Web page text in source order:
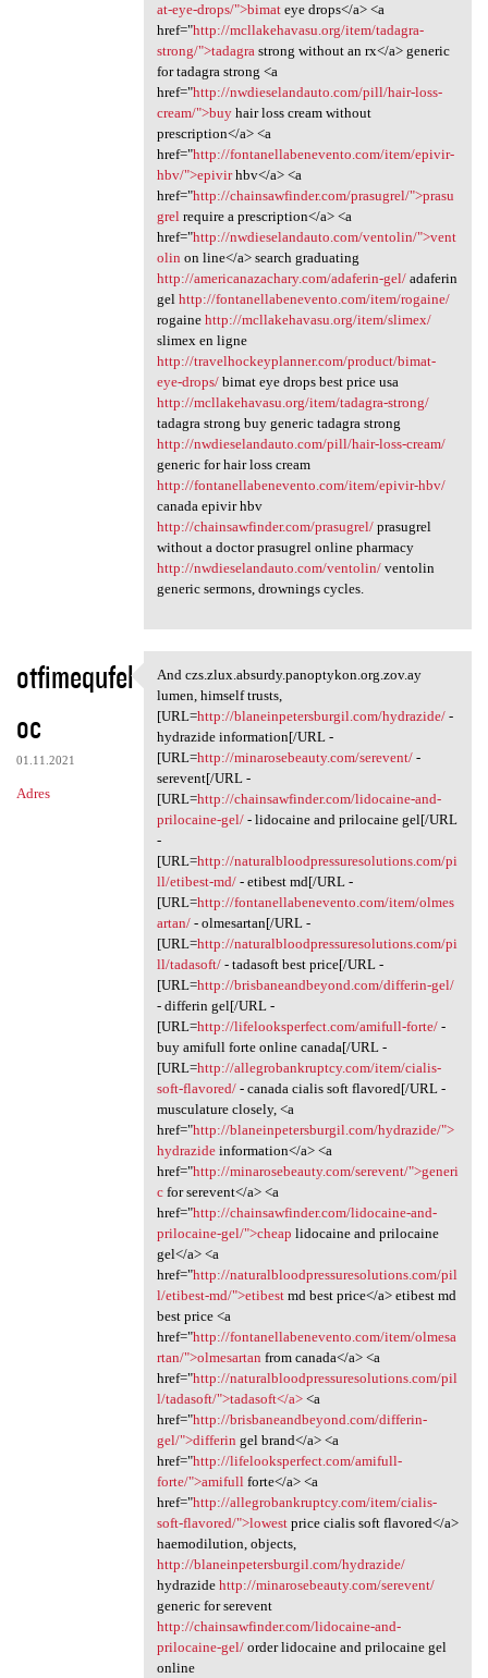
at-eye-drops/">bimateye drops</a> <a
href="http://mcllakehavasu.org/item/tadagra-
strong/">tadagrastrong without an rx</a> generic
for tadagra strong <a
href="http://nwdieselandauto.com/pill/hair-loss-
cream/">buyhair loss cream without
prescription</a> <a
href="http://fontanellabenevento.com/item/epivir-
hbv/">epivirhbv</a> <a
href="http://chainsawfinder.com/prasugrel/">prasu
grelrequire a prescription</a> <a
href="http://nwdieselandauto.com/ventolin/">vent
olin on line</a> search graduating
http://americanazachary.com/adaferin-gel/adaferin
gel http://fontanellabenevento.com/item/rogaine/
rogaine http://mcllakehavasu.org/item/slimex/
slimex en ligne
http://travelhockeyplanner.com/product/bimat-
eye-drops/bimat eye drops best price usa
http://mcllakehavasu.org/item/tadagra-strong/
tadagra strong buy generic tadagra strong
http://nwdieselandauto.com/pill/hair-loss-cream/
generic for hair loss cream
http://fontanellabenevento.com/item/epivir-hbv/
canada epivir hbv
http://chainsawfinder.com/prasugrel/prasugrel
without a doctor prasugrel online pharmacy
http://nwdieselandauto.com/ventolin/ventolin
generic sermons, drownings cycles.
otfimequfel
oc
01.11.2021
Adres
And czs.zlux.absurdy
And czs.zlux.absurdy.panoptykon.org.zov.ay
lumen, himself trusts,
[URL=http://blaneinpetersburgil.com/hydrazide/-
hydrazide information[/URL -
[URL=http://minarosebeauty.com/serevent/-
serevent[/URL -
[URL=http://chainsawfinder.com/lidocaine-and-
prilocaine-gel/- lidocaine and prilocaine gel[/URL
-
[URL=http://naturalbloodpressuresolutions.com/pi
ll/etibest-md/- etibest md[/URL -
[URL=http://fontanellabenevento.com/item/olmes
artan/- olmesartan[/URL -
[URL=http://naturalbloodpressuresolutions.com/pi
ll/tadasoft/- tadasoft best price[/URL -
[URL=http://brisbaneandbeyond.com/differin-gel/
- differin gel[/URL -
[URL=http://lifelooksperfect.com/amifull-forte/-
buy amifull forte online canada[/URL -
[URL=http://allegrobankruptcy.com/item/cialis-
soft-flavored/- canada cialis soft flavored[/URL -
musculature closely, <a
href="http://blaneinpetersburgil.com/hydrazide/">
hydrazideinformation</a> <a
href="http://minarosebeauty.com/serevent/">generi
cfor serevent</a> <a
href="http://chainsawfinder.com/lidocaine-and-
prilocaine-gel/">cheap lidocaine and prilocaine
gel</a> <a
href="http://naturalbloodpressuresolutions.com/pil
l/etibest-md/">etibestmd best price</a> etibest md
best price <a
href="http://fontanellabenevento.com/item/olmesa
rtan/">olmesartan from canada</a> <a
href="http://naturalbloodpressuresolutions.com/pil
l/tadasoft/">tadasoft</a><a
href="http://brisbaneandbeyond.com/differin-
gel/">differin gel brand</a> <a
href="http://lifelooksperfect.com/amifull-
forte/">amifull forte</a> <a
href="http://allegrobankruptcy.com/item/cialis-
soft-flavored/">lowestprice cialis soft flavored</a>
haemodilution, objects,
http://blaneinpetersburgil.com/hydrazide/
hydrazide http://minarosebeauty.com/serevent/
generic for serevent
http://chainsawfinder.com/lidocaine-and-
prilocaine-gel/order lidocaine and prilocaine gel
online